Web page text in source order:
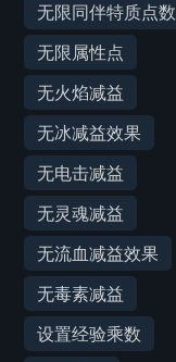
无限同伴特质点数
无限属性点
无火焰减益
无冰减益效果
无电击减益
无灵魂减益
无流血减益效果
无毒素减益
设置经验乘数